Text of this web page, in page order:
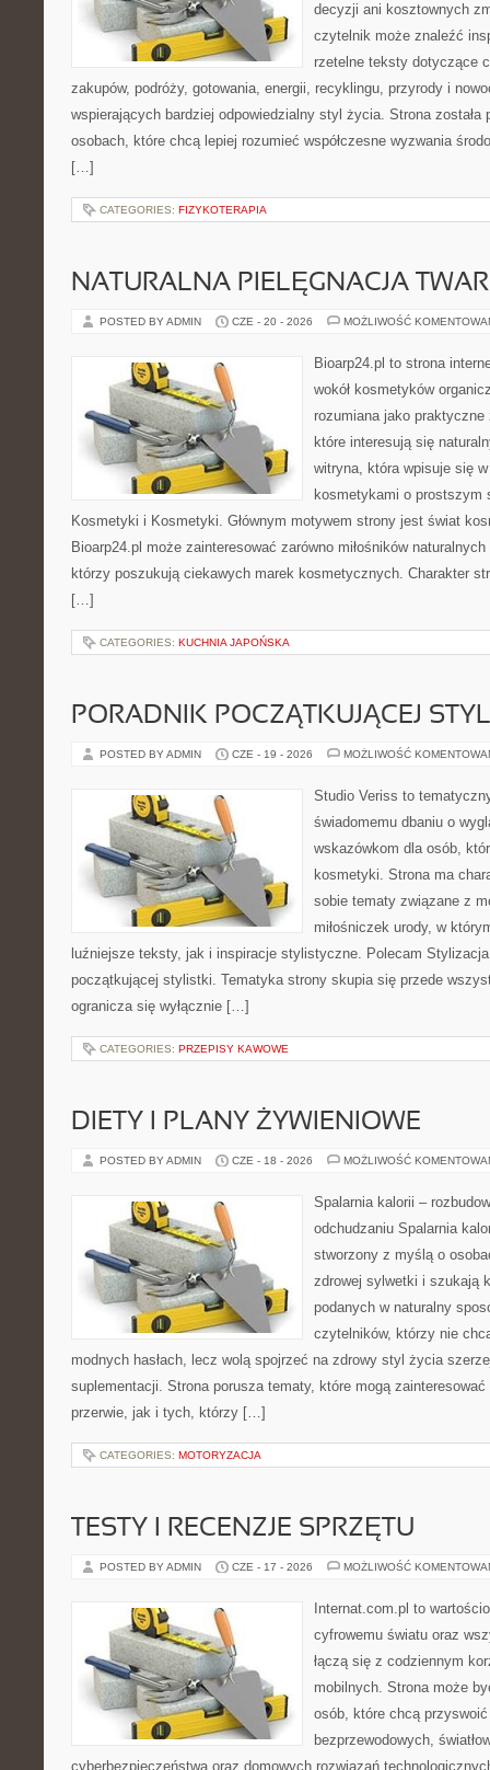
decyzji ani kosztownych
czytelnik może znaleźć
rzetelne teksty dotyczące
zakupów, podróży, gotowania, energii, recyklingu, przyrody i
wspierających bardziej odpowiedzialny styl życia. Strona została
osobach, które chcą lepiej rozumieć współczesne wyzwania
[…]
CATEGORIES: FIZYKOTERAPIA
NATURALNA PIELĘGNACJA
POSTED BY ADMIN CZE - 20 - 2026 MOŻLIWOŚĆ
Bioarp24.pl to strona
wokół kosmetyków
rozumiana jako praktyczne
które interesują się
witryna, która wpisuje się
kosmetykami o prostszym
Kosmetyki i Kosmetyki. Głównym motywem strony jest świat
Bioarp24.pl może zainteresować zarówno miłośników
którzy poszukują ciekawych marek kosmetycznych. Charakter
[…]
CATEGORIES: KUCHNIA JAPOŃSKA
PORADNIK POCZĄTKUJĄCEJ
POSTED BY ADMIN CZE - 19 - 2026 MOŻLIWOŚĆ
Studio Veriss to
świadomemu dbaniu o
wskazówkom dla osób,
kosmetyki. Strona ma
sobie tematy związane z
miłośniczek urody, w
luźniejsze teksty, jak i inspiracje stylistyczne. Polecam
początkującej stylistki. Tematyka strony skupia się przede
ogranicza się wyłącznie […]
CATEGORIES: PRZEPISY KAWOWE
DIETY I PLANY ŻYWIENIOWE
POSTED BY ADMIN CZE - 18 - 2026 MOŻLIWOŚĆ
Spalarnia kalorii –
odchudzaniu Spalarnia
stworzony z myślą o
zdrowej sylwetki i szukają
podanych w naturalny
czytelników, którzy nie
modnych hasłach, lecz wolą spojrzeć na zdrowy styl życia
suplementacji. Strona porusza tematy, które mogą
przerwie, jak i tych, którzy […]
CATEGORIES: MOTORYZACJA
TESTY I RECENZJE SPRZĘTU
POSTED BY ADMIN CZE - 17 - 2026 MOŻLIWOŚĆ
Internat.com.pl to
cyfrowemu światu oraz
łączą się z codziennym
mobilnych. Strona może
osób, które chcą
bezprzewodowych,
cyberbezpieczeństwa oraz domowych rozwiązań